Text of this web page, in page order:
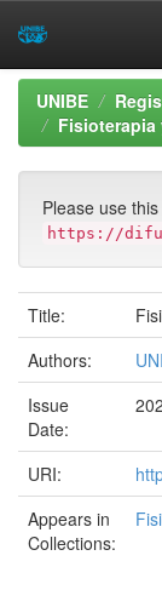
Skip
navigation
UNIBE
Please use
https://
Title:
Authors:
Issue
Date:
URI:
Appears in
Collections: